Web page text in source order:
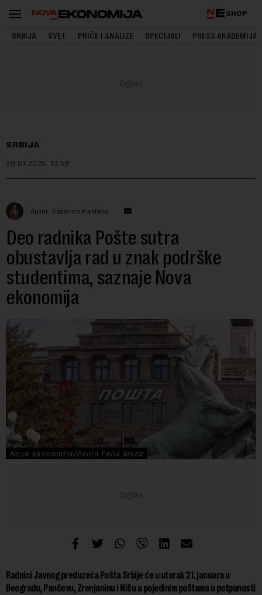
SHOP
SRBIJA SVET PRIČE I ANALIZE SPECIJALI PRESS AKADEMIJA
SRBIJA
20.01.2025. 13:58
Autor: Katarina Pantelić
Deo radnika Pošte sutra
obustavlja rad u znak podrške
studentima, saznaje Nova
ekonomija
Nova ekonomija/Paola Felix Meza
Radnici Javnog preduzeća Pošta Srbije će u utorak 21. januara u
Beogradu, Pančevu, Zrenjaninu i Nišu u pojedinim poštama u potpunosti